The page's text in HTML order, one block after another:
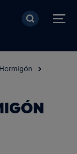
al contenido
Hormigón